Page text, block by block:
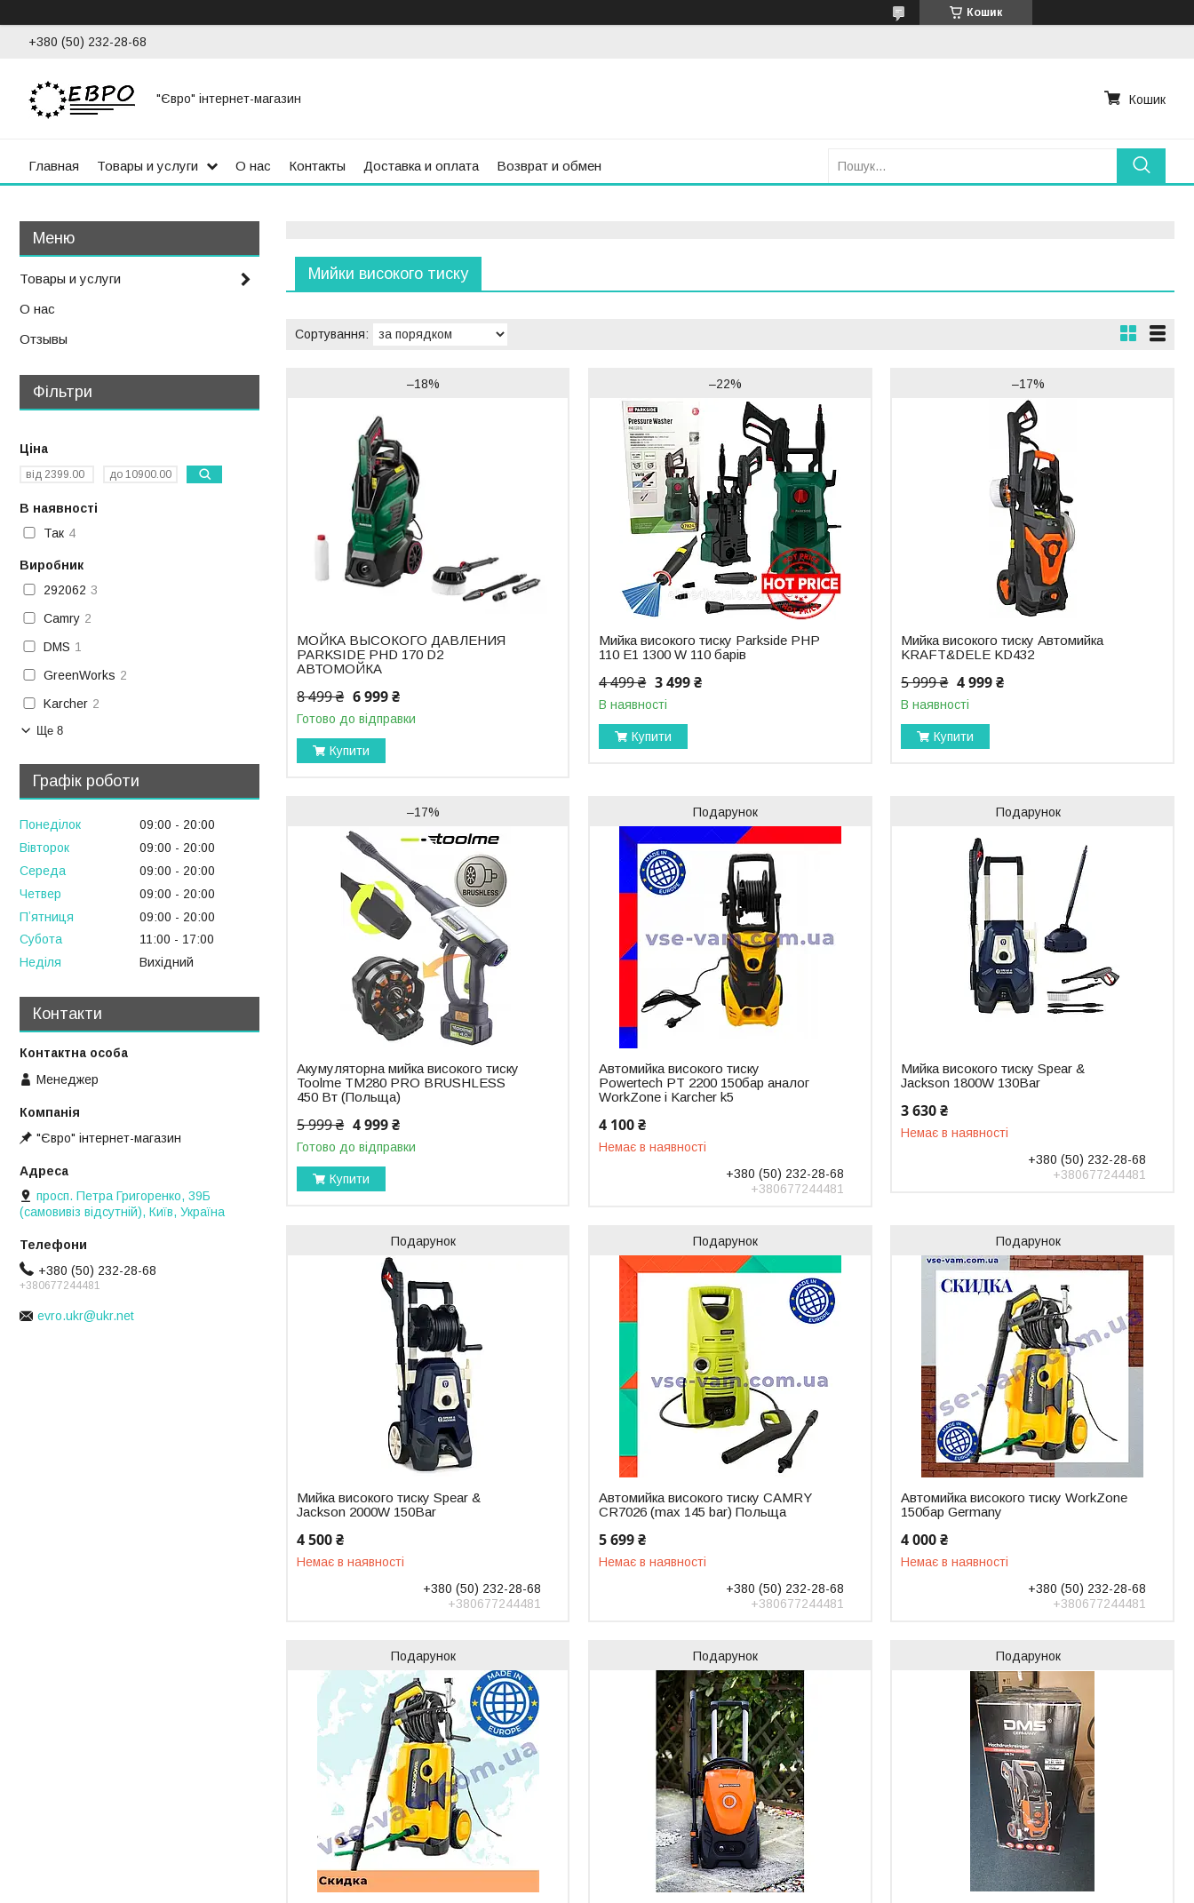
Кошик
+380 (50) 232-28-68
"Євро" інтернет-магазин Кошик
Главная Товары и услуги О нас Контакты Доставка и оплата Возврат и обмен
Мийки високого тиску
–18%
МОЙКА ВЫСОКОГО ДАВЛЕНИЯ
PARKSIDE PHD 170 D2
АВТОМОЙКА
8 499 ₴ 6 999 ₴
Готово до відправки
Купити
–22%
Мийка високого тиску Parkside PHP
110 E1 1300 W 110 барів
4 499 ₴ 3 499 ₴
В наявності
Купити
–17%
Мийка високого тиску Автомийка
KRAFT&DELE KD432
5 999 ₴ 4 999 ₴
В наявності
Купити
–17%
Акумуляторна мийка високого тиску
Toolme TM280 PRO BRUSHLESS
450 Вт (Польща)
5 999 ₴ 4 999 ₴
Готово до відправки
Купити
Подарунок
Автомийка високого тиску
Powertech PT 2200 150бар аналог
WorkZone і Karcher k5
4 100 ₴
Немає в наявності
+380 (50) 232-28-68
+380677244481
Подарунок
Мийка високого тиску Spear &
Jackson 1800W 130Bar
3 630 ₴
Немає в наявності
+380 (50) 232-28-68
+380677244481
Подарунок
Мийка високого тиску Spear &
Jackson 2000W 150Bar
4 500 ₴
Немає в наявності
+380 (50) 232-28-68
+380677244481
Подарунок
Автомийка високого тиску CAMRY
CR7026 (max 145 bar) Польща
5 699 ₴
Немає в наявності
+380 (50) 232-28-68
+380677244481
Подарунок
Автомийка високого тиску WorkZone
150бар Germany
4 000 ₴
Немає в наявності
+380 (50) 232-28-68
+380677244481
Подарунок Подарунок Подарунок
Товары и услуги
О нас
Отзывы
Фільтри
Ціна
В наявності
Так 4
Виробник
292062 3
Camry 2
DMS 1
GreenWorks 2
Karcher 2
Ще 8
Графік роботи
Понеділок 09:00
20:00
Вівторок
09:00
20:00
Середа
09:00
20:00
Четвер
09:00
20:00
Пʼятниця
09:00
20:00
Субота
11:00
17:00
Неділя
Вихідний
Контакти
Менеджер
"Євро" інтернет-магазин
просп. Петра Григоренко, 39Б
(самовивіз відсутній), Київ, Україна
+380 (50) 232-28-68
+380677244481
evro.ukr@ukr.net